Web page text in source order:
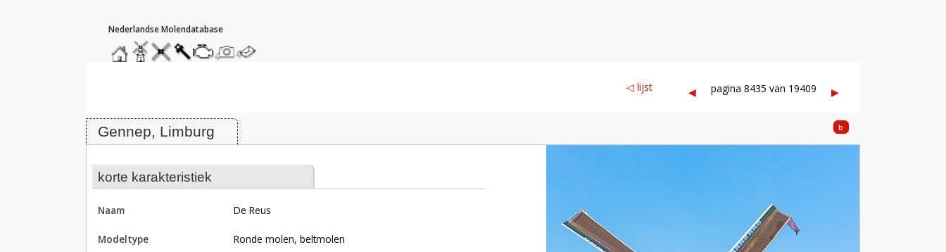
hoofdmenu
homemolendatabase
roedendatabase
assendatabase
motorendatabase
stuur
een
stuur
een
◁ lijst ◀︎ pagina 8435 van 19409 ▶︎
Gennep, Limburg b
korte karakteristiek
naam De Reus
modeltype Ronde molen, beltmolen